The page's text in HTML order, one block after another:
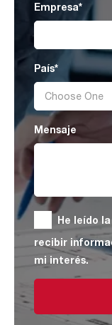
Empresa*
País*
Mensaje
He leído la
recibir
mi interés.